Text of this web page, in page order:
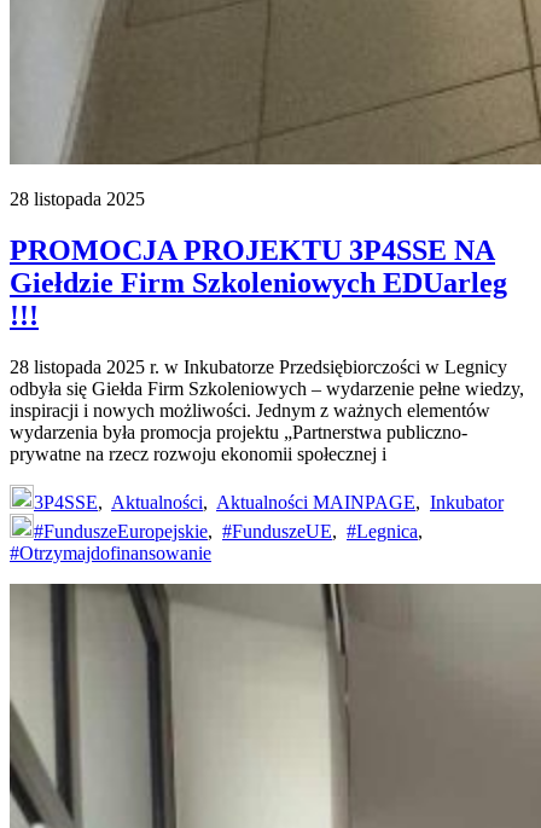
28 listopada 2025
PROMOCJA PROJEKTU 3P4SSE NA
Giełdzie Firm Szkoleniowych EDUarleg
!!!
28 listopada 2025 r. w Inkubatorze Przedsiębiorczości w Legnicy
odbyła się Giełda Firm Szkoleniowych – wydarzenie pełne wiedzy,
inspiracji i nowych możliwości. Jednym z ważnych elementów
wydarzenia była promocja projektu „Partnerstwa publiczno-
prywatne na rzecz rozwoju ekonomii społecznej i
3P4SSE, Aktualności, Aktualności MAINPAGE, Inkubator
#FunduszeEuropejskie, #FunduszeUE, #Legnica,
#Otrzymajdofinansowanie